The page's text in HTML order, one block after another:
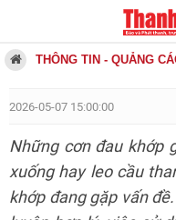
THÔNG TIN - QUẢNG
2026-05-07 15:00:00
Những cơn đau khớp
xuống hay leo cầu
khớp đang gặp vấn